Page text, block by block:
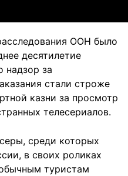
ООН было
десятилетие
надзор за
стали строже
казни за просмотр
телесериалов.
среди которых
в своих роликах
туристам